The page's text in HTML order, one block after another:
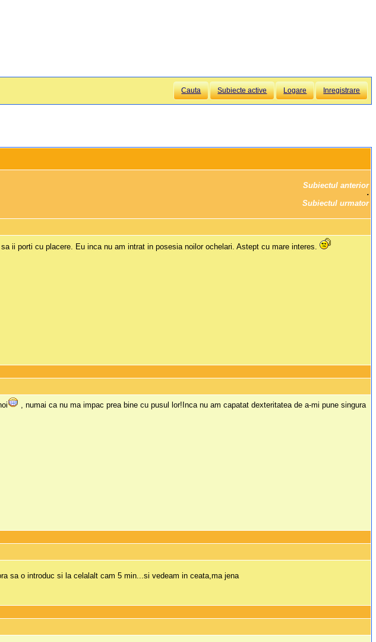
Cauta Subiecte active Logare Inregistrare
Subiectul anterior
Subiectul urmator
ii porti cu placere. Eu inca nu am intrat in posesia noilor ochelari. Astept cu mare interes.
, numai ca nu ma impac prea bine cu pusul lor!Inca nu am capatat dexteritatea de a-mi pune singura
sa o introduc si la celalalt cam 5 min...si vedeam in ceata,ma jena